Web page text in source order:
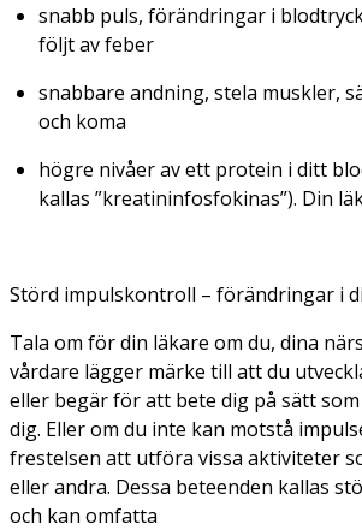
snabb puls, förändringar i
följt av feber
snabbare andning, stela muskler,
och koma
högre nivåer av ett protein i ditt
kallas ”kreatininfosfokinas”). Din
Störd impulskontroll – förändringar i
Tala om för din läkare om du, dina
vårdare lägger märke till att du
eller begär för att bete dig på sätt
dig. Eller om du inte kan motstå
frestelsen att utföra vissa aktiviteter
eller andra. Dessa beteenden kallas
och kan omfatta